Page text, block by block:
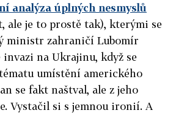
analýza úplných nesmyslů
ale je to prostě tak), kterými se
ministr zahraničí Lubomír
invazi na Ukrajinu, když se
umístění amerického
se fakt naštval, ale z jeho
Vystačil si s jemnou ironií. A